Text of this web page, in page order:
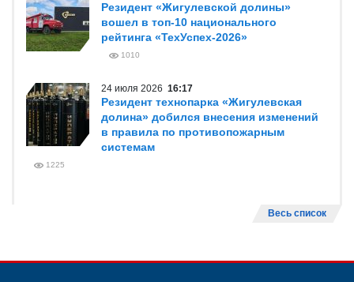
Резидент «Жигулевской долины»
вошел в топ-10 национального
рейтинга «ТехУспех-2026»
1010
24 июля 2026 16:17
Резидент технопарка «Жигулевская
долина» добился внесения изменений
в правила по противопожарным
системам
1225
Весь список